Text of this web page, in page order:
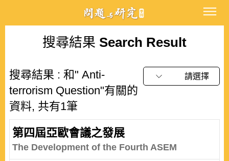
搜尋結果 Search Result
搜尋結果 : 和" Anti-
terrorism Question"有關的
資料, 共有1筆
請選擇
第四屆亞歐會議之發展
The Development of the Fourth ASEM